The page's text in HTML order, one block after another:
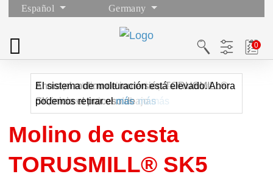
Español Germany
El recipiente con el material previamente
disperso se coloca debajomás
Ahora el molino de inmersión TORUSMILL®
SK inicia el proceso demás
El sistema de molturación está elevado. Ahora
podemos retirar elmás
Molino de cesta
TORUSMILL® SK5